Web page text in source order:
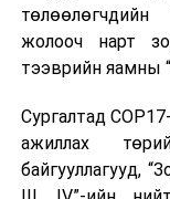
ӨМНӨХ МЭДЭЭ
ЦАГ АГААР:
бороо орно
жолооч нарт
тээврийн яамны
Сургалтад
ажиллах
байгууллагууд,